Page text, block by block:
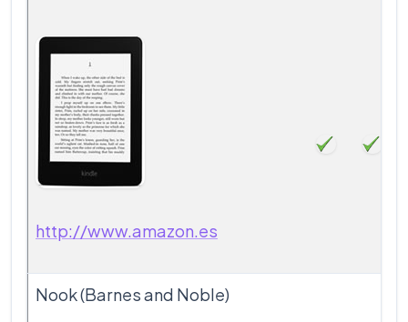
http://www.amazon.es
Nook (Barnes and Noble)